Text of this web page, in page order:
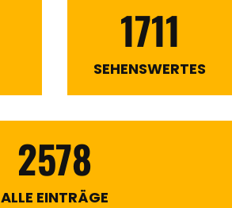
1711
SEHENSWERTES
2578
ALLE EINTRÄGE